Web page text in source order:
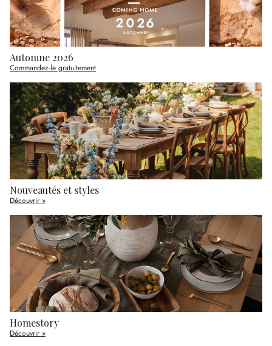
Automne 2026
Commandez-le gratuitement
Nouveautés et styles
Découvrir »
Homestory
Découvrir »